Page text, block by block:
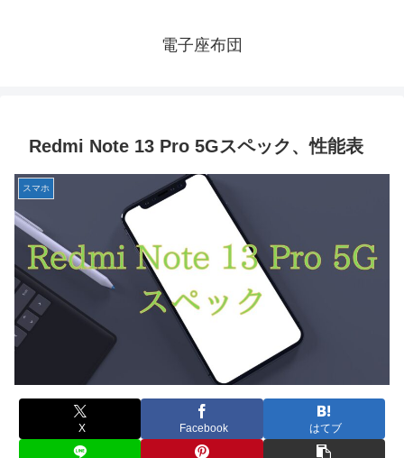
電子座布団
Redmi Note 13 Pro 5Gスペック、性能表
スマホ
X Facebook はてブ